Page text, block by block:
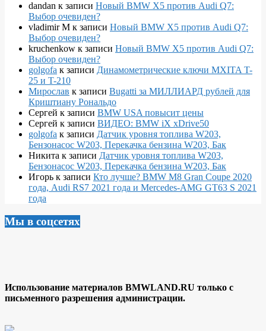
dandan к записи Новый BMW X5 против Audi Q7:
Выбор очевиден?
vladimir M к записи Новый BMW X5 против Audi Q7:
Выбор очевиден?
kruchenkow к записи Новый BMW X5 против Audi Q7:
Выбор очевиден?
golgofa к записи Динамометрические ключи MXITA T-
25 и T-210
Мирослав к записи Bugatti за МИЛЛИАРД рублей для
Криштиану Рональдо
Сергей к записи BMW USA повысит цены
Сергей к записи ВИДЕО: BMW iX xDrive50
golgofa к записи Датчик уровня топлива W203,
Бензонасос W203, Перекачка бензина W203, Бак
Никита к записи Датчик уровня топлива W203,
Бензонасос W203, Перекачка бензина W203, Бак
Игорь к записи Кто лучше? BMW M8 Gran Coupe 2020
года, Audi RS7 2021 года и Mercedes-AMG GT63 S 2021
года
Мы в соцсетях
Использование материалов BMWLAND.RU только с
письменного разрешения администрации.